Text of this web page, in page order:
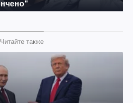
Читайте также